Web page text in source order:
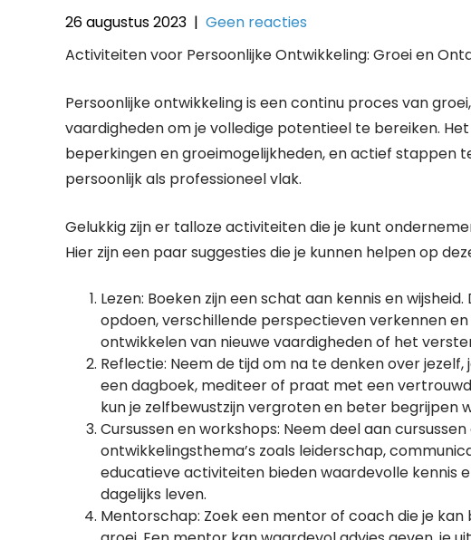
26 augustus 2023 | Geen reacties
Activiteiten voor Persoonlijke Ontwikkeling: Groei en
Persoonlijke ontwikkeling is een continu proces van
vaardigheden om je volledige potentieel te bereiken.
beperkingen en groeimogelijkheden, en actief stappen
persoonlijk als professioneel vlak.
Gelukkig zijn er talloze activiteiten die je kunt
Hier zijn een paar suggesties die je kunnen helpen op
Lezen: Boeken zijn een schat aan kennis en
opdoen, verschillende perspectieven verkennen
ontwikkelen van nieuwe vaardigheden of het
Reflectie: Neem de tijd om na te denken over
een dagboek, mediteer of praat met een
kun je zelfbewustzijn vergroten en beter begrijpen
Cursussen en workshops: Neem deel aan
ontwikkelingsthema’s zoals leiderschap,
educatieve activiteiten bieden waardevolle kennis
dagelijks leven.
Mentorschap: Zoek een mentor of coach die je